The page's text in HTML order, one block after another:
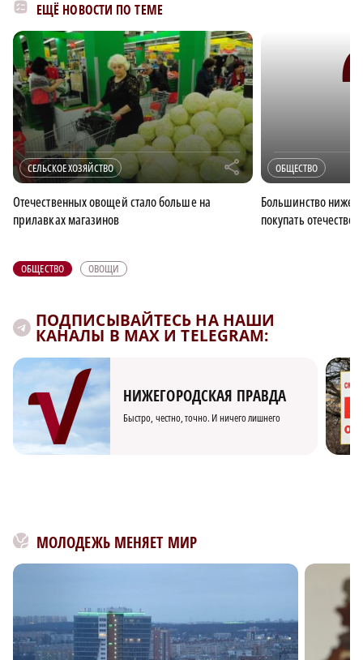
ЕЩЁ НОВОСТИ ПО ТЕМЕ
СЕЛЬСКОЕ ХОЗЯЙСТВО r
Отечественных овощей стало больше на
прилавках магазинов
ОБЩЕСТВО
Большинство
покупать
ОБЩЕСТВО ОВОЩИ
ПОДПИСЫВАЙТЕСЬ НА НАШИ
КАНАЛЫ В MAX И TELEGRAM:
НИЖЕГОРОДСКАЯ ПРАВДА
Быстро, честно, точно. И ничего лишнего
МОЛОДЕЖЬ МЕНЯЕТ МИР